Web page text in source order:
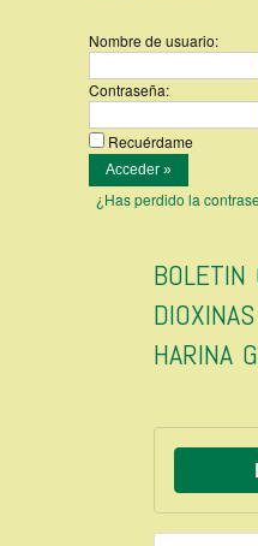
Nombre de usuario:
Contraseña:
Recuérdame
¿Has perdido la
BOLETIN
HARINA